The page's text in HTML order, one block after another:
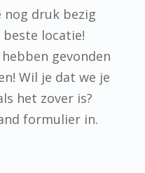
druk bezig
locatie!
gevonden
Wil je dat we je
het zover is?
formulier in.